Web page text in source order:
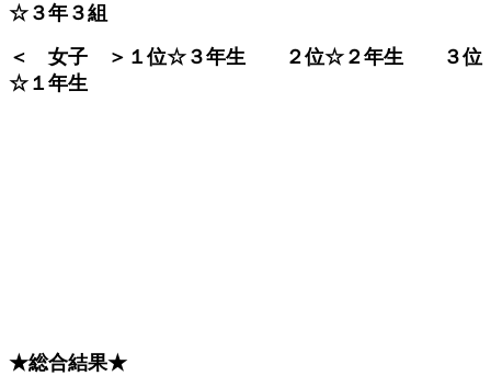
☆３年３組
＜ 女子 ＞１位☆３年生 ２位☆２年生 ３位
☆１年生
★総合結果★